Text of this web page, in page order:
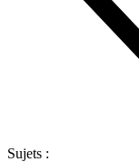
Sujets :